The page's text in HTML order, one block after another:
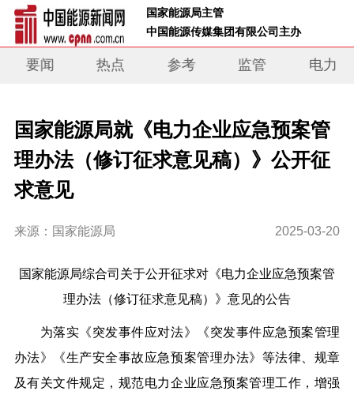
国家能源局主管
中国能源传媒集团有限公司主办
要闻 热点 参考 监管 电力
国家能源局就《电力企业应急预案管
理办法（修订征求意见稿）》公开征
求意见
来源：国家能源局 2025-03-20
国家能源局综合司关于公开征求对《电力企业应急预案管
理办法（修订征求意见稿）》意见的公告
为落实《突发事件应对法》《突发事件应急预案管理
办法》《生产安全事故应急预案管理办法》等法律、规章
及有关文件规定，规范电力企业应急预案管理工作，增强